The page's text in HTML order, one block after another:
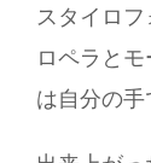
スタイロ
ロペラと
は自分の手